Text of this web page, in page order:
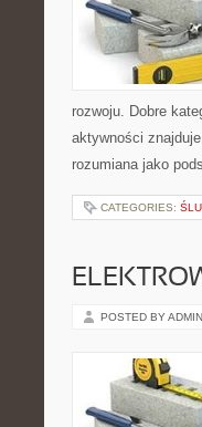
rozwoju. Dobre
aktywności
rozumiana jako
CATEGORIES:
POSTED BY ADMIN